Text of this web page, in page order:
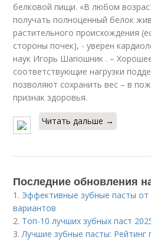
белковой пищи. «В любом
получать полноценный белок
растительного происхождения
стороны почек), - уверен
наук Игорь Шапошник . –
соответствующие нагрузки
позволяют сохранить вес – в
признак здоровья.
Читать дальше →
Последние обновления
1. Эффективные зубные пасты от
вариантов
2. Топ-10 лучших зубных паст
3. Лучшие зубные пасты: Рейтинг